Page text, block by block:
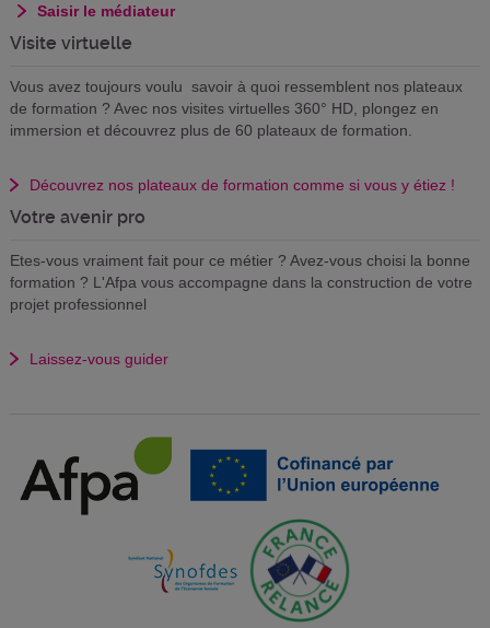
Saisir le médiateur
Visite virtuelle
Vous avez toujours voulu savoir à quoi ressemblent nos plateaux
de formation ? Avec nos visites virtuelles 360° HD, plongez en
immersion et découvrez plus de 60 plateaux de formation.
Découvrez nos plateaux de formation comme si vous y étiez !
Votre avenir pro
Etes-vous vraiment fait pour ce métier ? Avez-vous choisi la bonne
formation ? L'Afpa vous accompagne dans la construction de votre
projet professionnel
Laissez-vous guider